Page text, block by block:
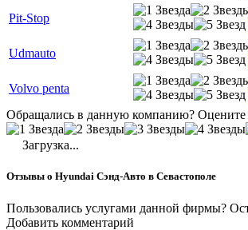
Pit-Stop
Udmauto
Volvo penta
Обращались в данную компанию? Оцените
Загрузка...
Отзывы о Hyundai Сэнд-Авто в Севастополе
Пользовались услугами данной фирмы?
Добавить комментарий